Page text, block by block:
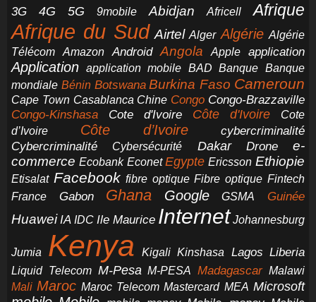
3G 4G 5G 9mobile Abidjan Africell Afrique
Afrique du Sud Airtel Alger Algérie Algérie
Télécom
Amazon Android Angola Apple application
Application application mobile BAD Banque Banque
mondiale Bénin Botswana Burkina Faso Cameroun
Cape Town Casablanca Chine Congo Congo-Brazzaville
Congo-Kinshasa Cote d'Ivoire Côte d'Ivoire
Cote
d’Ivoire
Côte d’Ivoire
cybercriminalité
Cybercriminalité
Cybersécurité Dakar Drone
e-
commerce Ecobank Econet Egypte Ericsson Ethiopie
Etisalat Facebook fibre optique Fibre optique Fintech
France
Gabon Ghana Google GSMA Guinée
Huawei IA IDC Ile Maurice Internet Johannesburg
Jumia Kenya Kigali Kinshasa Lagos Liberia
Liquid Telecom M-Pesa M-PESA Madagascar Malawi
Mali Maroc Maroc Telecom Mastercard MEA Microsoft